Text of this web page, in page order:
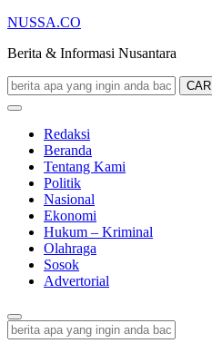
NUSSA.CO
Berita & Informasi Nusantara
CARI
Redaksi
Beranda
Tentang Kami
Politik
Nasional
Ekonomi
Hukum – Kriminal
Olahraga
Sosok
Advertorial